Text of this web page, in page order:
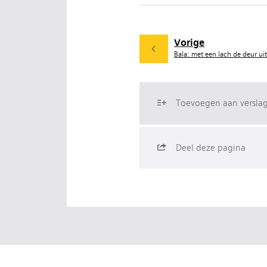
Vorige
Bala: met een lach de deur uit
Toevoegen aan verslag
Deel deze pagina